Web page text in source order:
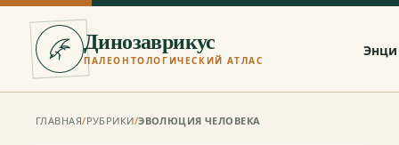
Динозаврикус
ПАЛЕОНТОЛОГИЧЕСКИЙ АТЛАС
ГЛАВНАЯ/РУБРИКИ/ЭВОЛЮЦИЯ ЧЕЛОВЕКА